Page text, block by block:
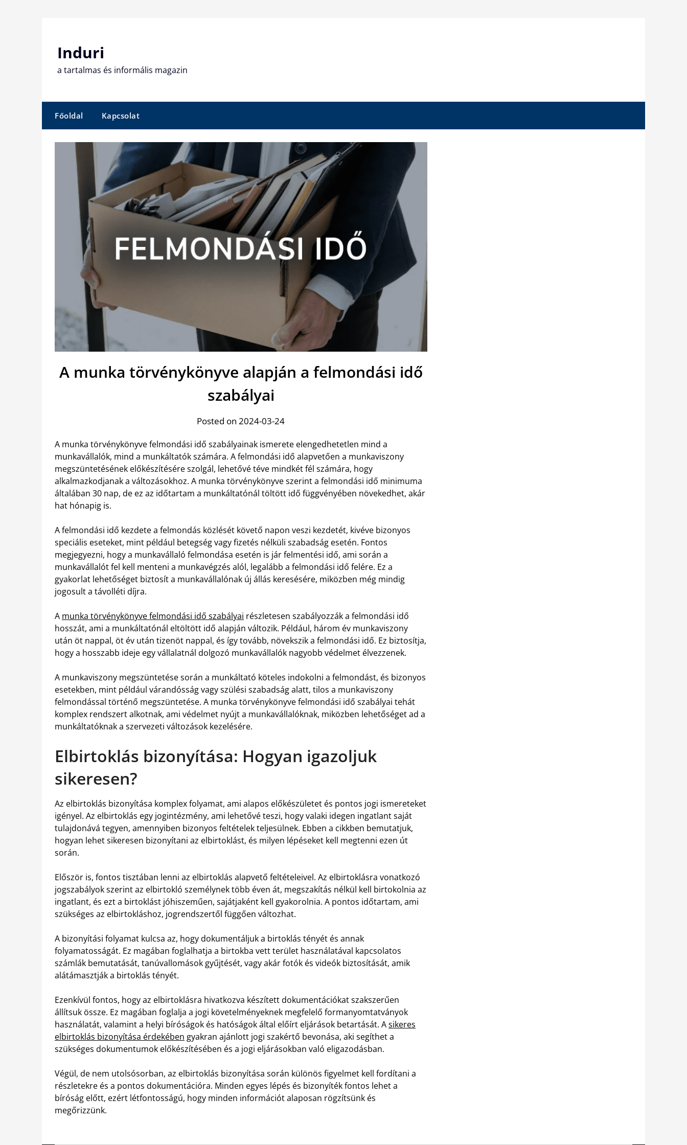
Induri
a tartalmas és informális magazin
Főoldal Kapcsolat
A munka törvénykönyve alapján a felmondási idő
szabályai
Posted on 2024-03-24
A munka törvénykönyve felmondási idő szabályainak ismerete elengedhetetlen mind a
munkavállalók, mind a munkáltatók számára. A felmondási idő alapvetően a munkaviszony
megszüntetésének előkészítésére szolgál, lehetővé téve mindkét fél számára, hogy
alkalmazkodjanak a változásokhoz. A munka törvénykönyve szerint a felmondási idő minimuma
általában 30 nap, de ez az időtartam a munkáltatónál töltött idő függvényében növekedhet, akár
hat hónapig is.
A felmondási idő kezdete a felmondás közlését követő napon veszi kezdetét, kivéve bizonyos
speciális eseteket, mint például betegség vagy fizetés nélküli szabadság esetén. Fontos
megjegyezni, hogy a munkavállaló felmondása esetén is jár felmentési idő, ami során a
munkavállalót fel kell menteni a munkavégzés alól, legalább a felmondási idő felére. Ez a
gyakorlat lehetőséget biztosít a munkavállalónak új állás keresésére, miközben még mindig
jogosult a távolléti díjra.
A munka törvénykönyve felmondási idő szabályai részletesen szabályozzák a felmondási idő
hosszát, ami a munkáltatónál eltöltött idő alapján változik. Például, három év munkaviszony
után öt nappal, öt év után tizenöt nappal, és így tovább, növekszik a felmondási idő. Ez biztosítja,
hogy a hosszabb ideje egy vállalatnál dolgozó munkavállalók nagyobb védelmet élvezzenek.
A munkaviszony megszüntetése során a munkáltató köteles indokolni a felmondást, és bizonyos
esetekben, mint például várandósság vagy szülési szabadság alatt, tilos a munkaviszony
felmondással történő megszüntetése. A munka törvénykönyve felmondási idő szabályai tehát
komplex rendszert alkotnak, ami védelmet nyújt a munkavállalóknak, miközben lehetőséget ad a
munkáltatóknak a szervezeti változások kezelésére.
Elbirtoklás bizonyítása: Hogyan igazoljuk
sikeresen?
Az elbirtoklás bizonyítása komplex folyamat, ami alapos előkészületet és pontos jogi ismereteket
igényel. Az elbirtoklás egy jogintézmény, ami lehetővé teszi, hogy valaki idegen ingatlant saját
tulajdonává tegyen, amennyiben bizonyos feltételek teljesülnek. Ebben a cikkben bemutatjuk,
hogyan lehet sikeresen bizonyítani az elbirtoklást, és milyen lépéseket kell megtenni ezen út
során.
Először is, fontos tisztában lenni az elbirtoklás alapvető feltételeivel. Az elbirtoklásra vonatkozó
jogszabályok szerint az elbirtokló személynek több éven át, megszakítás nélkül kell birtokolnia az
ingatlant, és ezt a birtoklást jóhiszeműen, sajátjaként kell gyakorolnia. A pontos időtartam, ami
szükséges az elbirtokláshoz, jogrendszertől függően változhat.
A bizonyítási folyamat kulcsa az, hogy dokumentáljuk a birtoklás tényét és annak
folyamatosságát. Ez magában foglalhatja a birtokba vett terület használatával kapcsolatos
számlák bemutatását, tanúvallomások gyűjtését, vagy akár fotók és videók biztosítását, amik
alátámasztják a birtoklás tényét.
Ezenkívül fontos, hogy az elbirtoklásra hivatkozva készített dokumentációkat szakszerűen
állítsuk össze. Ez magában foglalja a jogi követelményeknek megfelelő formanyomtatványok
használatát, valamint a helyi bíróságok és hatóságok által előírt eljárások betartását. Asikeres
elbirtoklás bizonyítása érdekében gyakran ajánlott jogi szakértő bevonása, aki segíthet a
szükséges dokumentumok előkészítésében és a jogi eljárásokban való eligazodásban.
Végül, de nem utolsósorban, az elbirtoklás bizonyítása során különös figyelmet kell fordítani a
részletekre és a pontos dokumentációra. Minden egyes lépés és bizonyíték fontos lehet a
bíróság előtt, ezért létfontosságú, hogy minden információt alaposan rögzítsünk és
megőrizzünk.